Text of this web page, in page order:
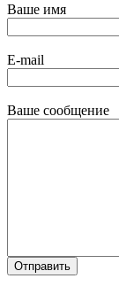
Ваше имя
E-mail
Ваше сообщение